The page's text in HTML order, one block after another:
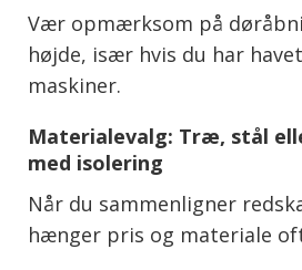
Vær opmærksom på
højde, især hvis du har
maskiner.
Materialevalg: Træ, stål
med isolering
Når du sammenligner
hænger pris og materiale